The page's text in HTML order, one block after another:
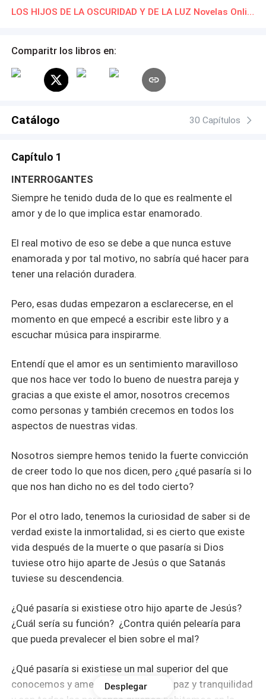
como Alexander a lo largo de la historia. Ellos se
poco, ellos empiezan a conocerse más a fondo; a tal
el paso del tiempo, se enamoran. Cuando están a punto
de casarse, se enteran de una cruel verdad y es que
Dios. Ellos deberán de tomar una decisión entre dos
segunda posibilidad es no casarse y poner fin a ese
cada día. ¿Qué decisión deberían de escoger?
¿Lograrán ser felices? ¿Será más fuerte la sangre que el
amor?
LOS HIJOS DE LA OSCURIDAD Y DE LA LUZ Novelas Online Descarga gratuita de PDF
Comparitr los libros en:
Catálogo 30 Capítulos
Capítulo 1
INTERROGANTES
Siempre he tenido duda de lo que es realmente el
amor y de lo que implica estar enamorado.
El real motivo de eso se debe a que nunca estuve
enamorada y por tal motivo, no sabría qué hacer para
tener una relación duradera.
Pero, esas dudas empezaron a esclarecerse, en el
momento en que empecé a escribir este libro y a
escuchar música para inspirarme.
Entendí que el amor es un sentimiento maravilloso
que nos hace ver todo lo bueno de nuestra pareja y
gracias a que existe el amor, nosotros crecemos
como personas y también crecemos en todos los
aspectos de nuestras vidas.
Nosotros siempre hemos tenido la fuerte convicción
de creer todo lo que nos dicen, pero ¿qué pasaría si lo
que nos han dicho no es del todo cierto?
Por el otro lado, tenemos la curiosidad de saber si de
verdad existe la inmortalidad, si es cierto que existe
vida después de la muerte o que pasaría si Dios
tuviese otro hijo aparte de Jesús o que Satanás
tuviese su descendencia.
¿Qué pasaría si existiese otro hijo aparte de Jesús?
¿Cuál sería su función? ¿Contra quién pelearía para
que pueda prevalecer el bien sobre el mal?
¿Qué pasaría si existiese un mal superior del que
conocemos y amenaza con nuestra paz y tranquilidad
Desplegar